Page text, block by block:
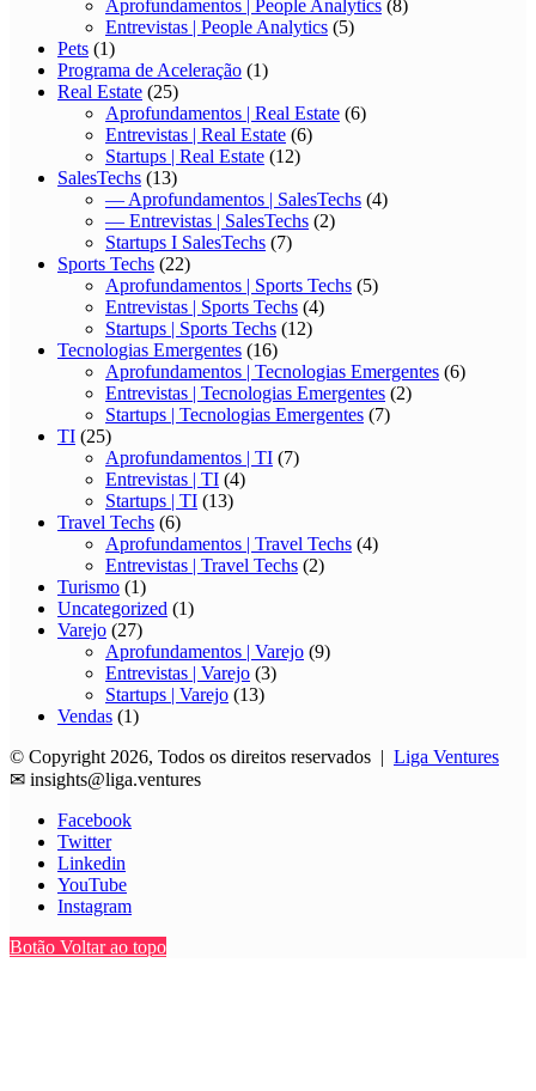
Aprofundamentos | People Analytics (8)
Entrevistas | People Analytics (5)
Pets (1)
Programa de Aceleração (1)
Real Estate (25)
Aprofundamentos | Real Estate (6)
Entrevistas | Real Estate (6)
Startups | Real Estate (12)
SalesTechs (13)
— Aprofundamentos | SalesTechs (4)
— Entrevistas | SalesTechs (2)
Startups I SalesTechs (7)
Sports Techs (22)
Aprofundamentos | Sports Techs (5)
Entrevistas | Sports Techs (4)
Startups | Sports Techs (12)
Tecnologias Emergentes (16)
Aprofundamentos | Tecnologias Emergentes (6)
Entrevistas | Tecnologias Emergentes (2)
Startups | Tecnologias Emergentes (7)
TI (25)
Aprofundamentos | TI (7)
Entrevistas | TI (4)
Startups | TI (13)
Travel Techs (6)
Aprofundamentos | Travel Techs (4)
Entrevistas | Travel Techs (2)
Turismo (1)
Uncategorized (1)
Varejo (27)
Aprofundamentos | Varejo (9)
Entrevistas | Varejo (3)
Startups | Varejo (13)
Vendas (1)
© Copyright 2026, Todos os direitos reservados | Liga Ventures
✉ insights@liga.ventures
Facebook
Twitter
Linkedin
YouTube
Instagram
Botão Voltar ao topo